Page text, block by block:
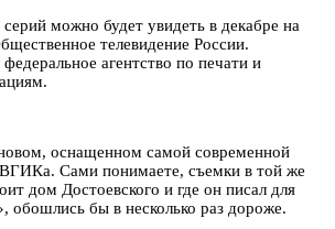
можно будет увидеть в декабре на
телевидение России.
агентство по печати и
оснащенном самой современной
ВГИКа. Сами понимаете, съемки в той же
дом Достоевского и где он писал для
обошлись бы в несколько раз дороже.